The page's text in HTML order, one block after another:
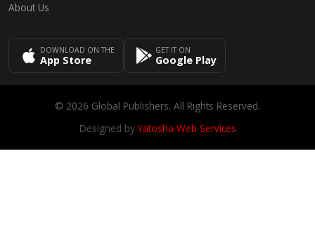
About Us
DOWNLOAD ON THE
App Store
GET IT ON
Google Play
© 2026 Global Publishers. All Rights Reserved.
Designed byYatosha Web Services